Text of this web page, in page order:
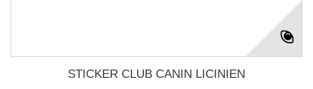
STICKER CLUB CANIN LICINIEN